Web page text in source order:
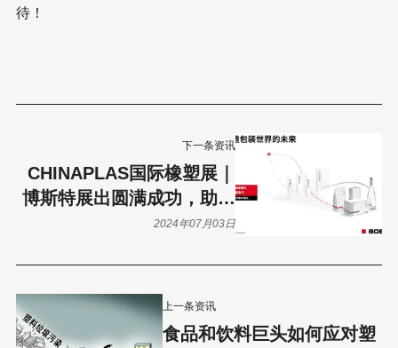
待！
上一条资讯
食品和饮料巨头如何应对塑
下一条资讯
CHINAPLAS国际橡塑展｜
博斯特展出圆满成功，助力
软包装行业可持续发展！
2024年07月03日